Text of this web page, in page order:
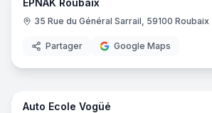
EPNAK Roubaix
35 Rue du Général Sarrail, 59100 Roubaix
Partager Google Maps
Auto Ecole Vogüé